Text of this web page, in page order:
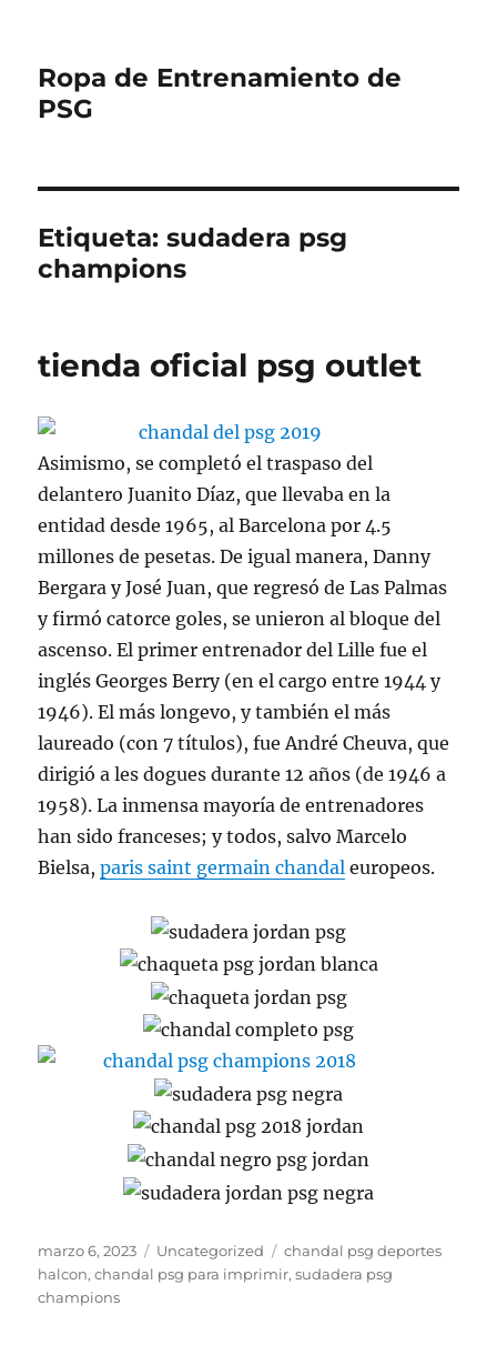
Ropa de Entrenamiento de
PSG
Etiqueta:sudadera psg
champions
tienda oficial psg outlet
Asimismo, se completó el traspaso del
delantero Juanito Díaz, que llevaba en la
entidad desde 1965, al Barcelona por 4.5
millones de pesetas. De igual manera, Danny
Bergara y José Juan, que regresó de Las Palmas
y firmó catorce goles, se unieron al bloque del
ascenso. El primer entrenador del Lille fue el
inglés Georges Berry (en el cargo entre 1944 y
1946). El más longevo, y también el más
laureado (con 7 títulos), fue André Cheuva, que
dirigió a les dogues durante 12 años (de 1946 a
1958). La inmensa mayoría de entrenadores
han sido franceses; y todos, salvo Marcelo
Bielsa,paris saint germain chandal europeos.
Publicado
el
marzo 6, 2023 Categorías
Uncategorized Etiquetas
chandal psg deportes
halcon,chandal psg para imprimir,sudadera psg
champions